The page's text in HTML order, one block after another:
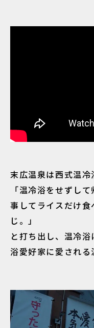
末広温泉は西式温冷
「温冷浴をせずし
事してライスだけ
じ。」
と打ち出し、温冷
浴愛好家に愛される